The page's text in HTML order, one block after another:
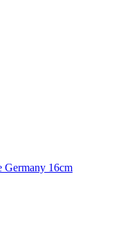
Germany 16cm